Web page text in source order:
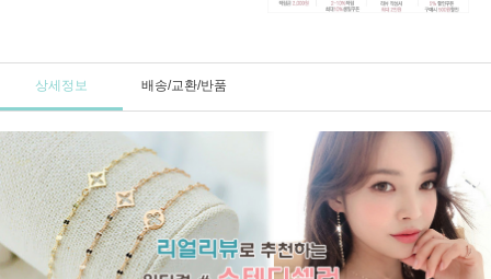
상세정보 배송/교환/반품